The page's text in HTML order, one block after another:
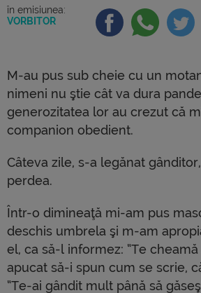
doi metri de el, ca să-l informez:
în emisiunea:
VORBITOR
M-au pus sub cheie cu un
nimeni nu ştie cât va dura
generozitatea lor au crezut că
companion obedient.
Câteva zile, s-a legănat
perdea.
Într-o dimineaţă mi-am pus
deschis umbrela şi m-am
el, ca să-l informez: “Te cheamă
apucat să-i spun cum se scrie,
“Te-ai gândit mult până să